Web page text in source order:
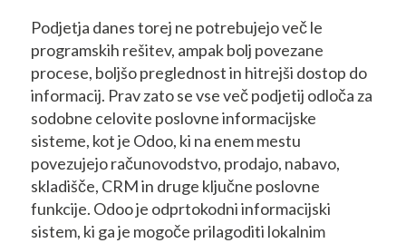
Podjetja danes torej ne potrebujejo več le
programskih rešitev, ampak bolj povezane
procese, boljšo preglednost in hitrejši dostop do
informacij. Prav zato se vse več podjetij odloča za
sodobne celovite poslovne informacijske
sisteme, kot je Odoo, ki na enem mestu
povezujejo računovodstvo, prodajo, nabavo,
skladišče, CRM in druge ključne poslovne
funkcije. Odoo je odprtokodni informacijski
sistem, ki ga je mogoče prilagoditi lokalnim